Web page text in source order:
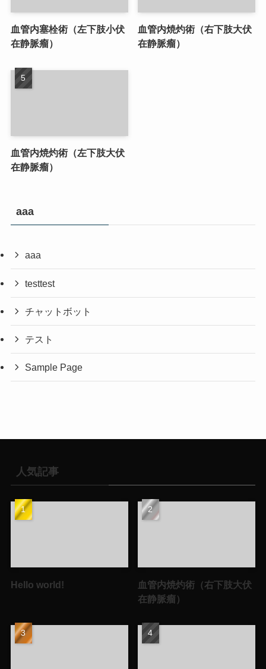
血管内塞栓術（左下肢小伏
在静脈瘤）
血管内焼灼術（右下肢大伏
在静脈瘤）
血管内焼灼術（左下肢大伏
在静脈瘤）
aaa
aaa
testtest
チャットボット
テスト
Sample Page
人気記事
Hello world!
血管内焼灼術（右下肢大伏
在静脈瘤）